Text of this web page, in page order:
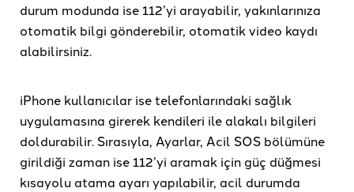
durum modunda ise 112’yi arayabilir, yakınlarınıza
otomatik bilgi gönderebilir, otomatik video kaydı
alabilirsiniz.
iPhone kullanıcılar ise telefonlarındaki sağlık
uygulamasına girerek kendileri ile alakalı bilgileri
doldurabilir. Sırasıyla, Ayarlar, Acil SOS bölümüne
girildiği zaman ise 112’yi aramak için güç düğmesi
kısayolu atama ayarı yapılabilir, acil durumda